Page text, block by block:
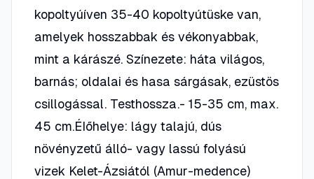
kopoltyúíven 35-40 kopoltyútüske van,
amelyek hosszabbak és vékonyabbak,
mint a kárászé. Színezete: háta világos,
barnás; oldalai és hasa sárgásak, ezüstös
csillogással. Testhossza.- 15-35 cm, max.
45 cm.ÉIőhelye: lágy talajú, dús
növényzetű álló- vagy lassú folyású
vizek Kelet-Ázsiától (Amur-medence)